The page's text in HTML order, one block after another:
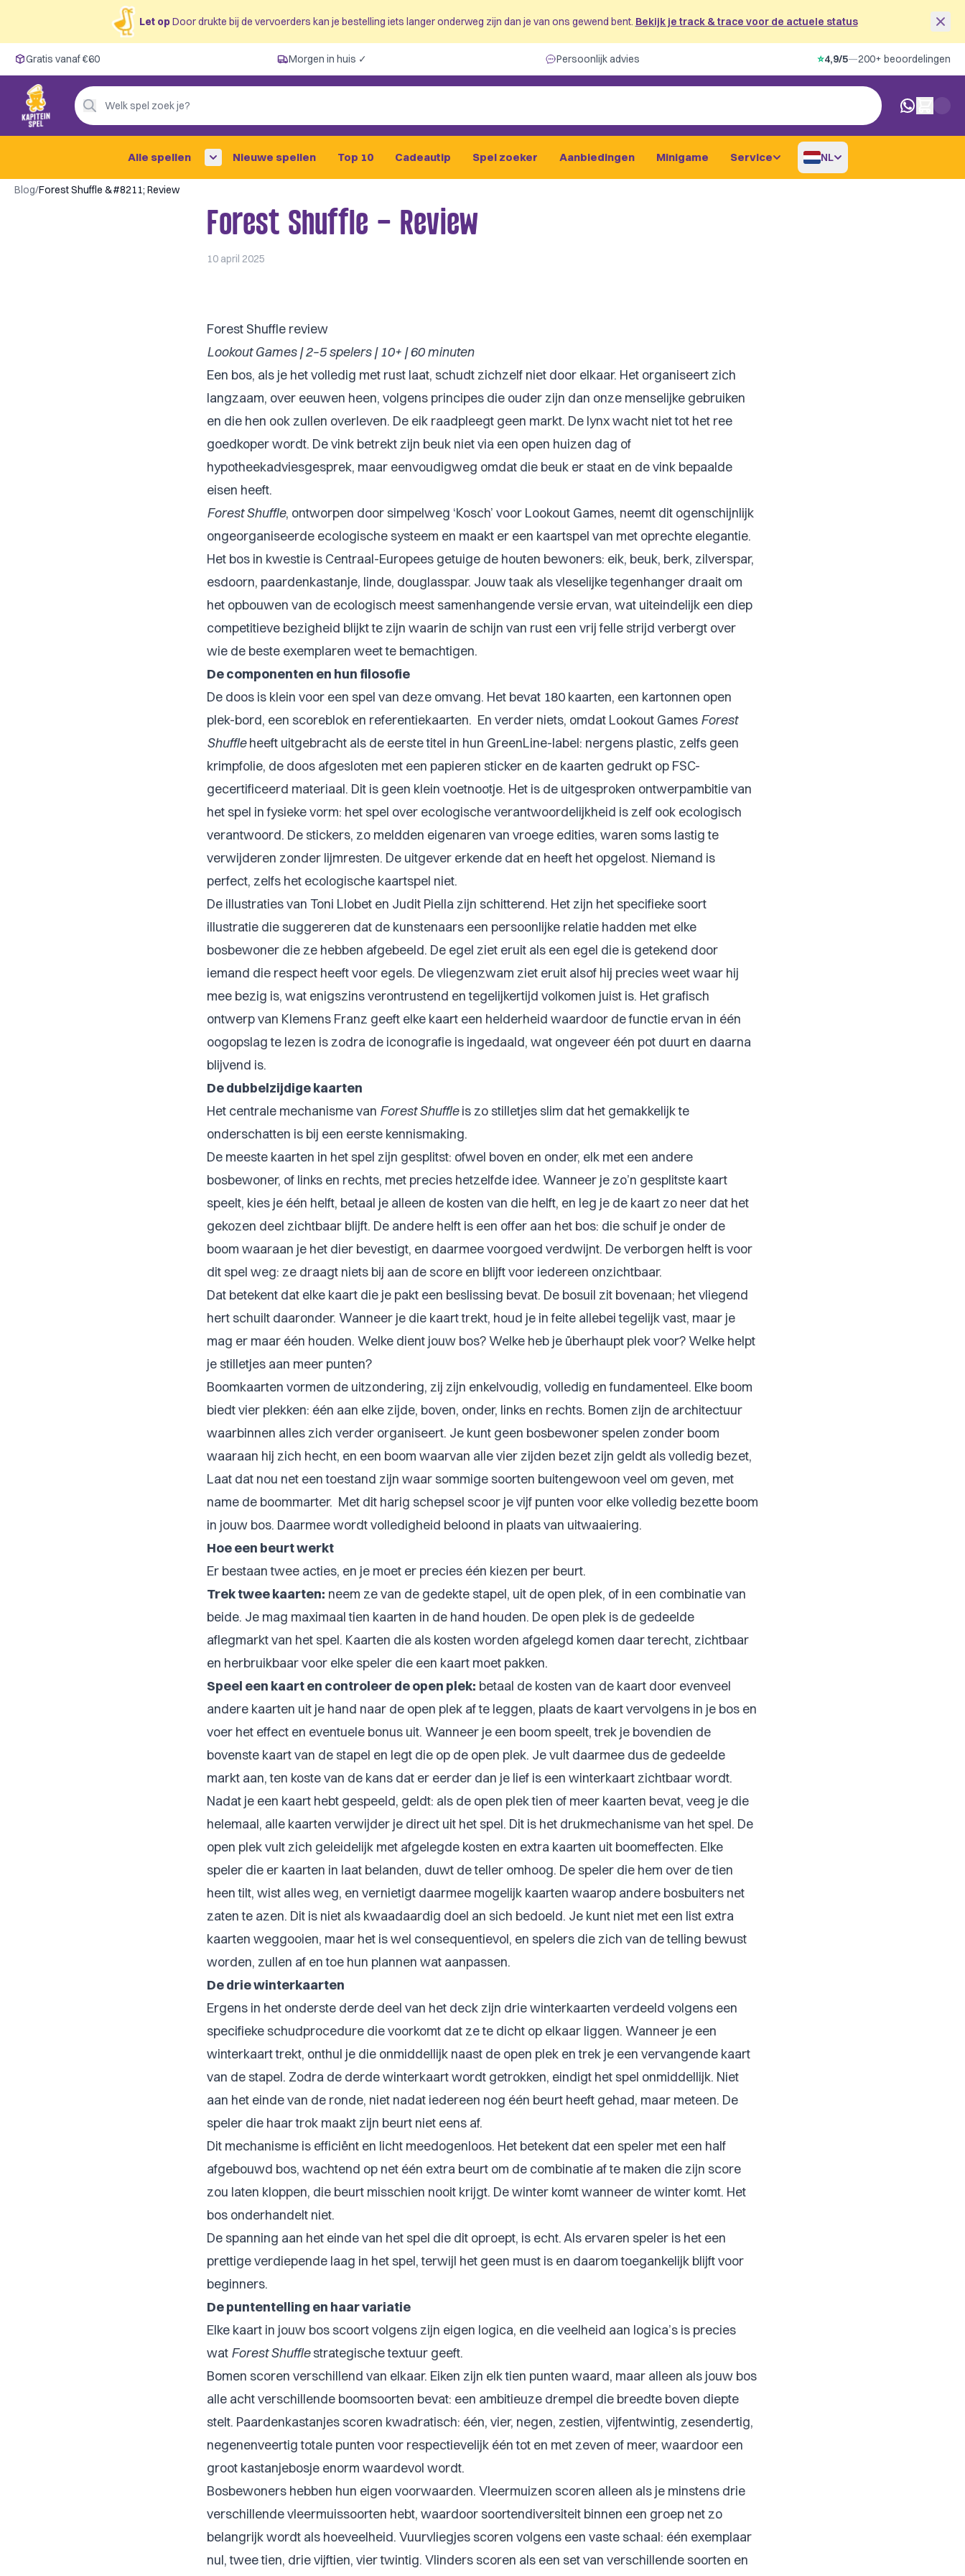
Let opDoor drukte bij de vervoerders kan je bestelling iets langer onderweg zijn dan je van ons gewend bent. Bekijk je track & trace voor de actuele status
Gratis vanaf €60
Morgen in huis ✓
Persoonlijk advies
4,9/5 —
200+ beoordelingen
Gratis vanaf €60 Morgen in huis ✓ Persoonlijk advies ⭐4,9/5—200+ beoordelingen
Welk spel zoek je?
0 artikelen
Alle spellen Nieuwe spellen Top 10 Cadeautip Spel zoeker Aanbiedingen Minigame Service NL
Blog/Forest Shuffle &#8211; Review
Forest Shuffle – Review
10 april 2025
Forest Shuffle review
Lookout Games | 2–5 spelers | 10+ | 60 minuten
Een bos, als je het volledig met rust laat, schudt zichzelf niet door elkaar. Het organiseert zich
langzaam, over eeuwen heen, volgens principes die ouder zijn dan onze menselijke gebruiken
en die hen ook zullen overleven. De eik raadpleegt geen markt. De lynx wacht niet tot het ree
goedkoper wordt. De vink betrekt zijn beuk niet via een open huizen dag of
hypotheekadviesgesprek, maar eenvoudigweg omdat die beuk er staat en de vink bepaalde
eisen heeft.
Forest Shuffle, ontworpen door simpelweg ‘Kosch’ voor Lookout Games, neemt dit ogenschijnlijk
ongeorganiseerde ecologische systeem en maakt er een kaartspel van met oprechte elegantie.
Het bos in kwestie is Centraal-Europees getuige de houten bewoners: eik, beuk, berk, zilverspar,
esdoorn, paardenkastanje, linde, douglasspar. Jouw taak als vleselijke tegenhanger draait om
het opbouwen van de ecologisch meest samenhangende versie ervan, wat uiteindelijk een diep
competitieve bezigheid blijkt te zijn waarin de schijn van rust een vrij felle strijd verbergt over
wie de beste exemplaren weet te bemachtigen.
De componenten en hun filosofie
De doos is klein voor een spel van deze omvang. Het bevat 180 kaarten, een kartonnen open
plek-bord, een scoreblok en referentiekaarten. En verder niets, omdat Lookout Games Forest
Shuffleheeft uitgebracht als de eerste titel in hun GreenLine-label: nergens plastic, zelfs geen
krimpfolie, de doos afgesloten met een papieren sticker en de kaarten gedrukt op FSC-
gecertificeerd materiaal. Dit is geen klein voetnootje. Het is de uitgesproken ontwerpambitie van
het spel in fysieke vorm: het spel over ecologische verantwoordelijkheid is zelf ook ecologisch
verantwoord. De stickers, zo meldden eigenaren van vroege edities, waren soms lastig te
verwijderen zonder lijmresten. De uitgever erkende dat en heeft het opgelost. Niemand is
perfect, zelfs het ecologische kaartspel niet.
De illustraties van Toni Llobet en Judit Piella zijn schitterend. Het zijn het specifieke soort
illustratie die suggereren dat de kunstenaars een persoonlijke relatie hadden met elke
bosbewoner die ze hebben afgebeeld. De egel ziet eruit als een egel die is getekend door
iemand die respect heeft voor egels. De vliegenzwam ziet eruit alsof hij precies weet waar hij
mee bezig is, wat enigszins verontrustend en tegelijkertijd volkomen juist is. Het grafisch
ontwerp van Klemens Franz geeft elke kaart een helderheid waardoor de functie ervan in één
oogopslag te lezen is zodra de iconografie is ingedaald, wat ongeveer één pot duurt en daarna
blijvend is.
De dubbelzijdige kaarten
Het centrale mechanisme van Forest Shuffleis zo stilletjes slim dat het gemakkelijk te
onderschatten is bij een eerste kennismaking.
De meeste kaarten in het spel zijn gesplitst: ofwel boven en onder, elk met een andere
bosbewoner, of links en rechts, met precies hetzelfde idee. Wanneer je zo’n gesplitste kaart
speelt, kies je één helft, betaal je alleen de kosten van die helft, en leg je de kaart zo neer dat het
gekozen deel zichtbaar blijft. De andere helft is een offer aan het bos: die schuif je onder de
boom waaraan je het dier bevestigt, en daarmee voorgoed verdwijnt. De verborgen helft is voor
dit spel weg: ze draagt niets bij aan de score en blijft voor iedereen onzichtbaar.
Dat betekent dat elke kaart die je pakt een beslissing bevat. De bosuil zit bovenaan; het vliegend
hert schuilt daaronder. Wanneer je die kaart trekt, houd je in feite allebei tegelijk vast, maar je
mag er maar één houden. Welke dient jouw bos? Welke heb je überhaupt plek voor? Welke helpt
je stilletjes aan meer punten?
Boomkaarten vormen de uitzondering, zij zijn enkelvoudig, volledig en fundamenteel. Elke boom
biedt vier plekken: één aan elke zijde, boven, onder, links en rechts. Bomen zijn de architectuur
waarbinnen alles zich verder organiseert. Je kunt geen bosbewoner spelen zonder boom
waaraan hij zich hecht, en een boom waarvan alle vier zijden bezet zijn geldt als volledig bezet,
Laat dat nou net een toestand zijn waar sommige soorten buitengewoon veel om geven, met
name de boommarter. Met dit harig schepsel scoor je vijf punten voor elke volledig bezette boom
in jouw bos. Daarmee wordt volledigheid beloond in plaats van uitwaaiering.
Hoe een beurt werkt
Er bestaan twee acties, en je moet er precies één kiezen per beurt.
Trek twee kaarten: neem ze van de gedekte stapel, uit de open plek, of in een combinatie van
beide. Je mag maximaal tien kaarten in de hand houden. De open plek is de gedeelde
aflegmarkt van het spel. Kaarten die als kosten worden afgelegd komen daar terecht, zichtbaar
en herbruikbaar voor elke speler die een kaart moet pakken.
Speel een kaart en controleer de open plek: betaal de kosten van de kaart door evenveel
andere kaarten uit je hand naar de open plek af te leggen, plaats de kaart vervolgens in je bos en
voer het effect en eventuele bonus uit. Wanneer je een boom speelt, trek je bovendien de
bovenste kaart van de stapel en legt die op de open plek. Je vult daarmee dus de gedeelde
markt aan, ten koste van de kans dat er eerder dan je lief is een winterkaart zichtbaar wordt.
Nadat je een kaart hebt gespeeld, geldt: als de open plek tien of meer kaarten bevat, veeg je die
helemaal, alle kaarten verwijder je direct uit het spel. Dit is het drukmechanisme van het spel. De
open plek vult zich geleidelijk met afgelegde kosten en extra kaarten uit boomeffecten. Elke
speler die er kaarten in laat belanden, duwt de teller omhoog. De speler die hem over de tien
heen tilt, wist alles weg, en vernietigt daarmee mogelijk kaarten waarop andere bosbuiters net
zaten te azen. Dit is niet als kwaadaardig doel an sich bedoeld. Je kunt niet met een list extra
kaarten weggooien, maar het is wel consequentievol, en spelers die zich van de telling bewust
worden, zullen af en toe hun plannen wat aanpassen.
De drie winterkaarten
Ergens in het onderste derde deel van het deck zijn drie winterkaarten verdeeld volgens een
specifieke schudprocedure die voorkomt dat ze te dicht op elkaar liggen. Wanneer je een
winterkaart trekt, onthul je die onmiddellijk naast de open plek en trek je een vervangende kaart
van de stapel. Zodra de derde winterkaart wordt getrokken, eindigt het spel onmiddellijk. Niet
aan het einde van de ronde, niet nadat iedereen nog één beurt heeft gehad, maar meteen. De
speler die haar trok maakt zijn beurt niet eens af.
Dit mechanisme is efficiënt en licht meedogenloos. Het betekent dat een speler met een half
afgebouwd bos, wachtend op net één extra beurt om de combinatie af te maken die zijn score
zou laten kloppen, die beurt misschien nooit krijgt. De winter komt wanneer de winter komt. Het
bos onderhandelt niet.
De spanning aan het einde van het spel die dit oproept, is echt. Als ervaren speler is het een
prettige verdiepende laag in het spel, terwijl het geen must is en daarom toegankelijk blijft voor
beginners.
De puntentelling en haar variatie
Elke kaart in jouw bos scoort volgens zijn eigen logica, en die veelheid aan logica’s is precies
wat Forest Shufflestrategische textuur geeft.
Bomen scoren verschillend van elkaar. Eiken zijn elk tien punten waard, maar alleen als jouw bos
alle acht verschillende boomsoorten bevat: een ambitieuze drempel die breedte boven diepte
stelt. Paardenkastanjes scoren kwadratisch: één, vier, negen, zestien, vijfentwintig, zesendertig,
negenenveertig totale punten voor respectievelijk één tot en met zeven of meer, waardoor een
groot kastanjebosje enorm waardevol wordt.
Bosbewoners hebben hun eigen voorwaarden. Vleermuizen scoren alleen als je minstens drie
verschillende vleermuissoorten hebt, waardoor soortendiversiteit binnen een groep net zo
belangrijk wordt als hoeveelheid. Vuurvliegjes scoren volgens een vaste schaal: één exemplaar
nul, twee tien, drie vijftien, vier twintig. Vlinders scoren als een set van verschillende soorten en